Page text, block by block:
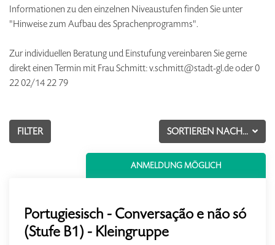
Informationen zu den einzelnen Niveaustufen finden Sie unter
"Hinweise zum Aufbau des Sprachenprogramms".
Zur individuellen Beratung und Einstufung vereinbaren Sie gerne
direkt einen Termin mit Frau Schmitt: v.schmitt@stadt-gl.de oder 0
22 02/14 22 79
SORTIEREN NACH...
FILTER
ANMELDUNG MÖGLICH
Portugiesisch - Conversação e não só
(Stufe B1) - Kleingruppe